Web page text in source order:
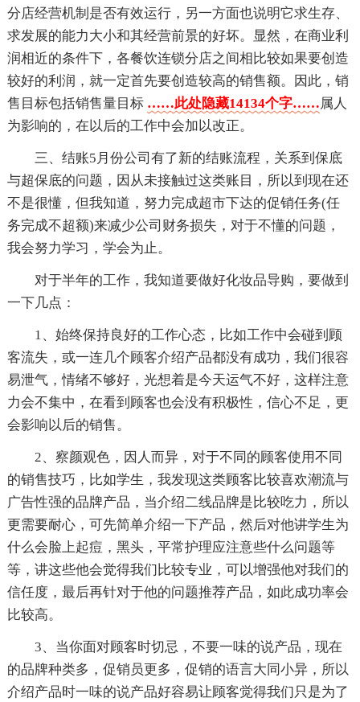
分店经营机制是否有效运行，另一方面也说明它求生存、
求发展的能力大小和其经营前景的好坏。显然，在商业利
润相近的条件下，各餐饮连锁分店之间相比较如果要创造
较好的利润，就一定首先要创造较高的销售额。因此，销
售目标包括销售量目标 ……此处隐藏14134个字……属人
为影响的，在以后的工作中会加以改正。
三、结账5月份公司有了新的结账流程，关系到保底
与超保底的问题，因从未接触过这类账目，所以到现在还
不是很懂，但我知道，努力完成超市下达的促销任务(任
务完成不超额)来减少公司财务损失，对于不懂的问题，
我会努力学习，学会为止。
对于半年的工作，我知道要做好化妆品导购，要做到
一下几点：
1、始终保持良好的工作心态，比如工作中会碰到顾
客流失，或一连几个顾客介绍产品都没有成功，我们很容
易泄气，情绪不够好，光想着是今天运气不好，这样注意
力会不集中，在看到顾客也会没有积极性，信心不足，更
会影响以后的销售。
2、察颜观色，因人而异，对于不同的顾客使用不同
的销售技巧，比如学生，我发现这类顾客比较喜欢潮流与
广告性强的品牌产品，当介绍二线品牌是比较吃力，所以
更需要耐心，可先简单介绍一下产品，然后对他讲学生为
什么会脸上起痘，黑头，平常护理应注意些什么问题等
等，讲这些他会觉得我们比较专业，可以增强他对我们的
信任度，最后再针对于他的问题推荐产品，如此成功率会
比较高。
3、当你面对顾客时切忌，不要一味的说产品，现在
的品牌种类多，促销员更多，促销的语言大同小异，所以
介绍产品时一味的说产品好容易让顾客觉得我们只是为了